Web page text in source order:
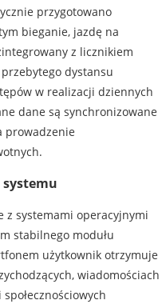
przygotowano
bieganie, jazdę na
z licznikiem
dystansu
w realizacji dziennych
dane są synchronizowane
prowadzenie
systemu
z systemami operacyjnymi
stabilnego modułu
użytkownik otrzymuje
wiadomościach